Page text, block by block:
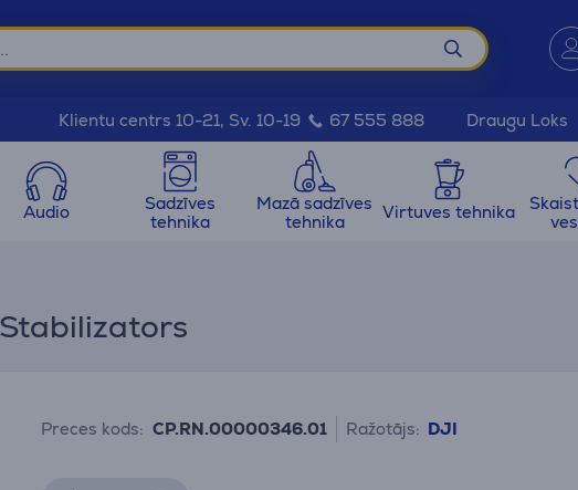
Klientu centrs 10-21, Sv. 10-19 67 555 888 Draugu Loks
Audio
Sadzīves
tehnika
Mazā sadzīves
tehnika
Virtuves tehnika
Preces kods: CP.RN.00000346.01 Ražotājs: DJI